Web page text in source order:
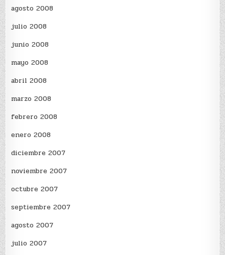
agosto 2008
julio 2008
junio 2008
mayo 2008
abril 2008
marzo 2008
febrero 2008
enero 2008
diciembre 2007
noviembre 2007
octubre 2007
septiembre 2007
agosto 2007
julio 2007